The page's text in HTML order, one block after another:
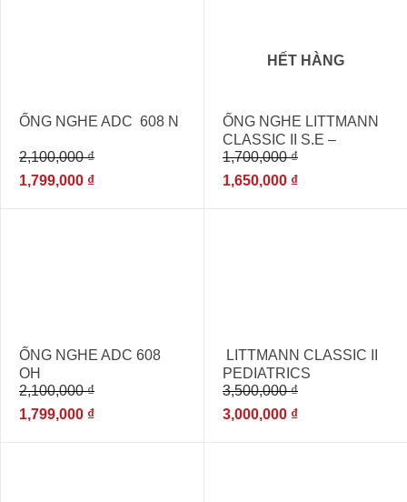
ỐNG NGHE ADC 608 N
2,100,000₫
1,799,000 ₫
HẾT HÀNG
ỐNG NGHE LITTMANN
CLASSIC II S.E –
BURGUNDY 2211
1,700,000₫
1,650,000 ₫
ỐNG NGHE ADC 608
OH
2,100,000₫
1,799,000 ₫
LITTMANN CLASSIC II
PEDIATRICS
RASPBERRY 2122
3,500,000₫
3,000,000 ₫